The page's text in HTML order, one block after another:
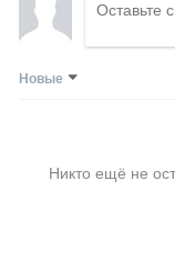
Новые
Никто ещё не